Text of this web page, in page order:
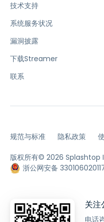
技术支持
系统服务状况
漏洞披露
下载Streamer
联系
规范与标准 隐私政策
版权所有© 2026 Splashtop
浙公网安备
关注
电话